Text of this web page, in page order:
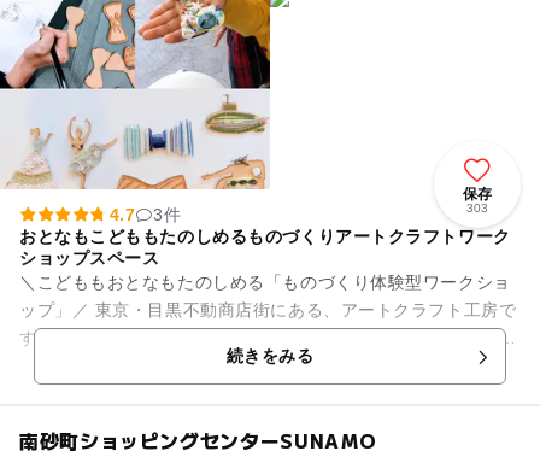
保存
303
4.7
3件
おとなもこどももたのしめるものづくりアートクラフトワーク
ショップスペース
＼こどももおとなもたのしめる「ものづくり体験型ワークショ
ップ」／ 東京・目黒不動商店街にある、アートクラフト工房で
す。 不定期で「ものづくり体験型ワークショップ」を開催して
続きをみる
南砂町ショッピングセンターSUNAMO